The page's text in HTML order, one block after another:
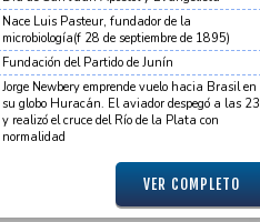
que Mar del Plata tendrá la mejor
de la década
12:31
de la UCR defienden los
de los empresarios de la publicidad”
la elevación a juicio oral de “La
Nace Luis Pasteur, fundador de la
microbiología(f 28 de septiembre de 1895)
Fundación del Partido de Junín
Jorge Newbery emprende vuelo hacia Brasil en
su globo Huracán. El aviador despegó a las 23
y realizó el cruce del Río de la Plata con
normalidad
VER COMPLETO